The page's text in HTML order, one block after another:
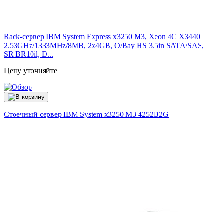
Rack-сервер IBM System Express x3250 M3, Xeon 4C X3440
2.53GHz/1333MHz/8MB, 2x4GB, O/Bay HS 3.5in SATA/SAS,
SR BR10il, D...
Цену уточняйте
Стоечный сервер IBM System x3250 M3 4252B2G